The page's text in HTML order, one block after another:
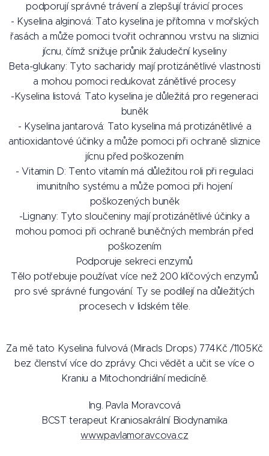
podporují správné trávení a zlepšují trávicí proces
- Kyselina alginová: Tato kyselina je přítomna v mořských
řasách a může pomoci tvořit ochrannou vrstvu na sliznici
jícnu, čímž snižuje průnik žaludeční kyseliny
Beta-glukany: Tyto sacharidy mají protizánětlivé vlastnosti
a mohou pomoci redukovat zánětlivé procesy
-Kyselina listová: Tato kyselina je důležitá pro regeneraci
buněk
- Kyselina jantarová: Tato kyselina má protizánětlivé a
antioxidantové účinky a může pomoci při ochraně sliznice
jícnu před poškozením
- Vitamin D: Tento vitamín má důležitou roli při regulaci
imunitního systému a může pomoci při hojení
poškozených buněk
-Lignany: Tyto sloučeniny mají protizánětlivé účinky a
mohou pomoci při ochraně buněčných membrán před
poškozením
Podporuje sekreci enzymů
Tělo potřebuje používat více než 200 klíčových enzymů
pro své správné fungování. Ty se podílejí na důležitých
procesech v lidském těle.
Za mě tato Kyselina fulvová (Miracls Drops) 774Kč /1105Kč
bez členství více do zprávy. Chci vědět a učit se více o
Kraniu a Mitochondriální medicíně.
Ing. Pavla Moravcová
BCST terapeut Kraniosakrální Biodynamika
www.pavlamoravcova.cz